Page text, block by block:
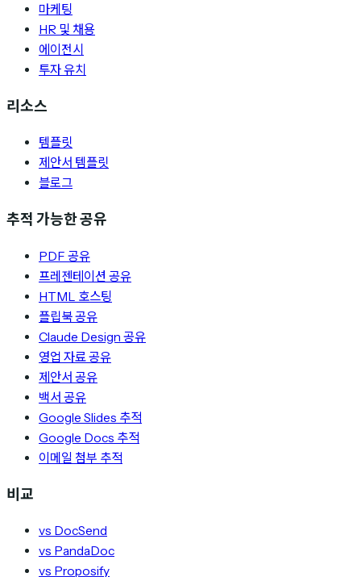
마케팅
HR 및 채용
에이전시
투자 유치
리소스
템플릿
제안서 템플릿
블로그
추적 가능한 공유
PDF 공유
프레젠테이션 공유
HTML 호스팅
플립북 공유
Claude Design 공유
영업 자료 공유
제안서 공유
백서 공유
Google Slides 추적
Google Docs 추적
이메일 첨부 추적
비교
vs DocSend
vs PandaDoc
vs Proposify